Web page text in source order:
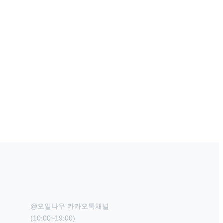
@오일나우 카카오톡채널
(10:00~19:00)